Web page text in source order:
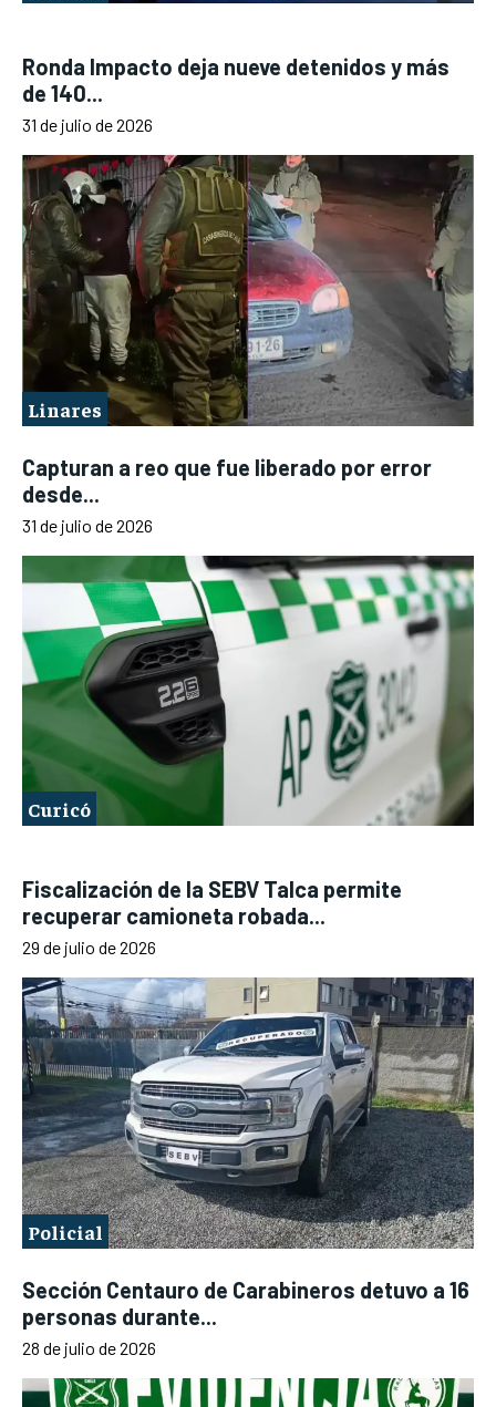
Ronda Impacto deja nueve detenidos y más
de 140...
31 de julio de 2026
Linares
Capturan a reo que fue liberado por error
desde...
31 de julio de 2026
Curicó
Fiscalización de la SEBV Talca permite
recuperar camioneta robada...
29 de julio de 2026
Policial
Sección Centauro de Carabineros detuvo a 16
personas durante...
28 de julio de 2026